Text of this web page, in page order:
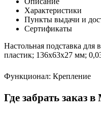
Характеристики
Пункты выдачи и
Сертификаты
Настольная подставка для
пластик; 136х63х27 мм;
Функционал: Крепление
Где забрать заказ